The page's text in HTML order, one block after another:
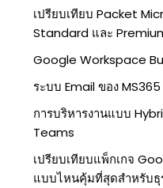
เปรียบเทียบ Packet
Standard และ
Google Workspace
ระบบ Email ของ
การบริหารงานแบบ
Teams
เปรียบเทียบแพ็กเกจ
แบบไหนคุ้มที่สุดสำหรับ